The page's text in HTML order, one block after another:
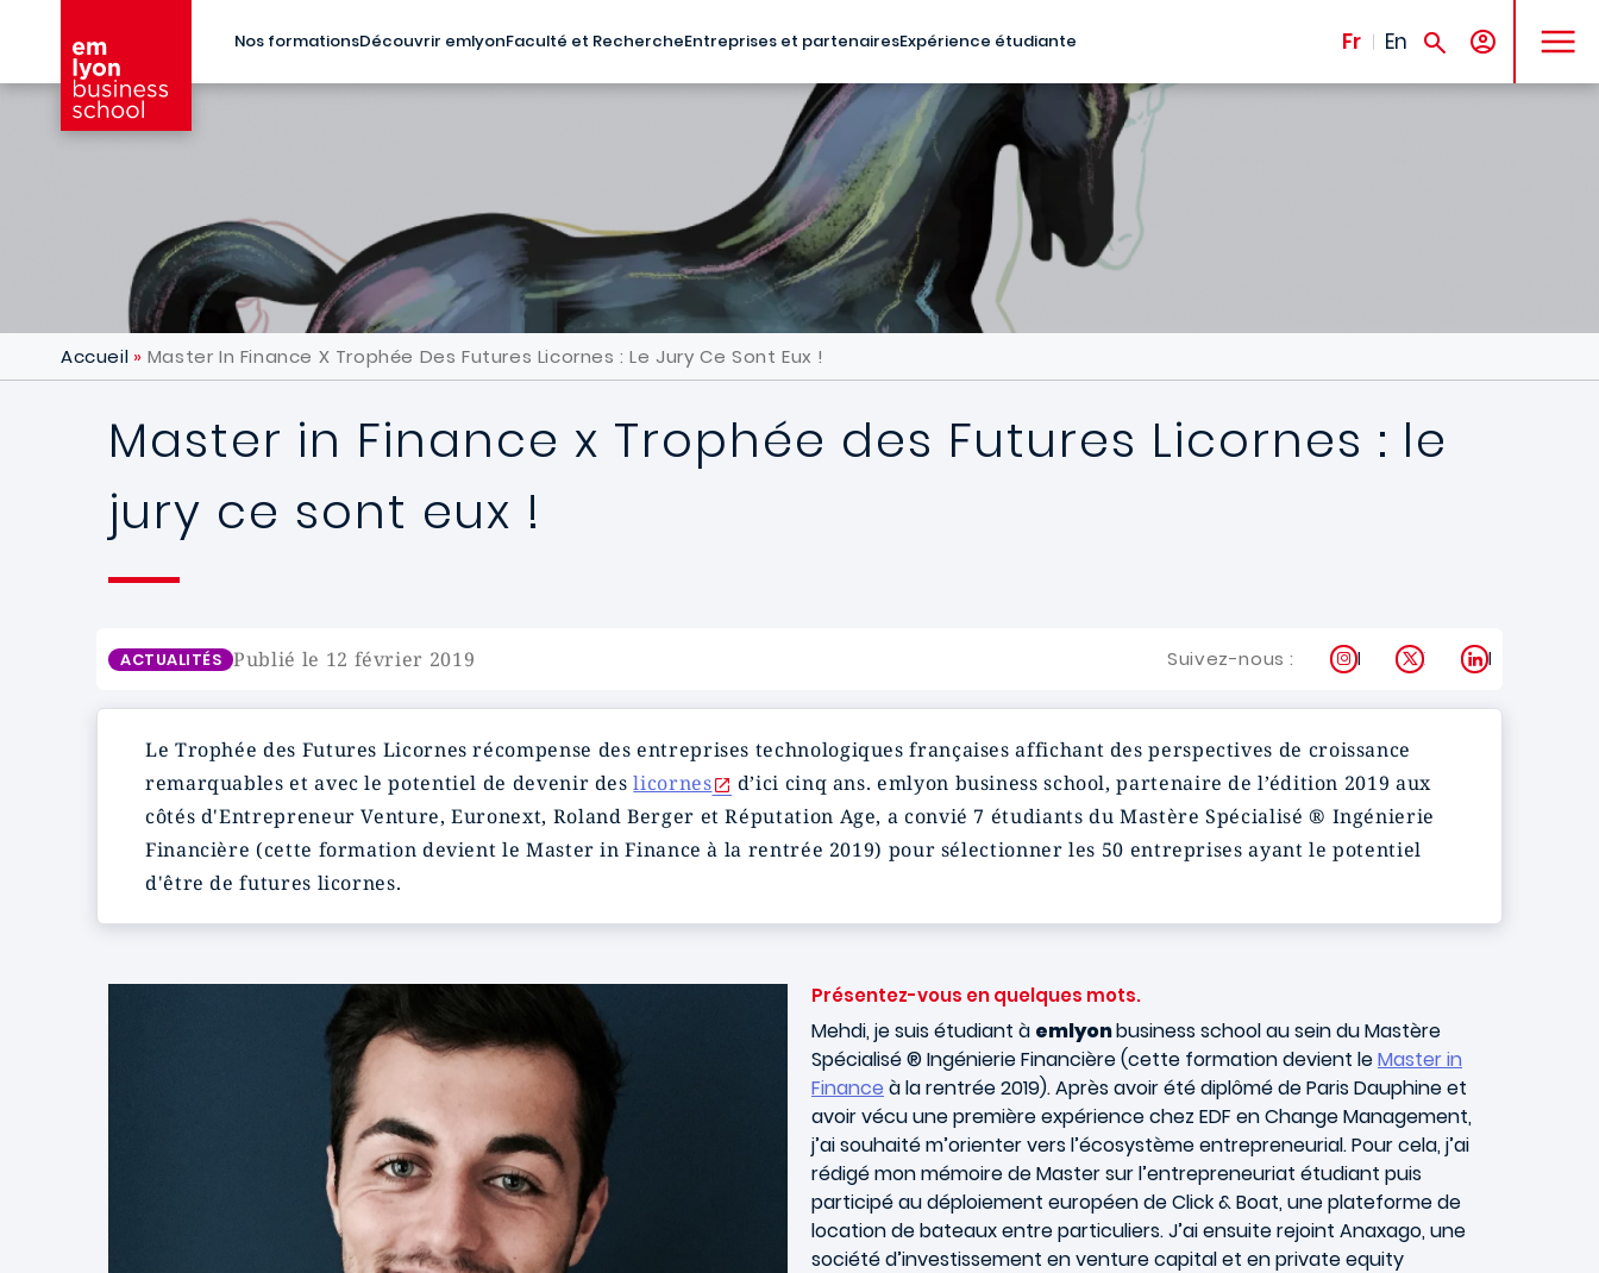
Nos formationsDécouvrir emlyonFaculté et RechercheEntreprises et partenairesExpérience étudiante Fr En
MENU
Accueil Master In Finance X Trophée Des Futures Licornes : Le Jury Ce Sont Eux !
Master in Finance x Trophée des Futures Licornes : le
jury ce sont eux !
ACTUALITÉS Publié le 12 février 2019 Suivez-nous : Instagram
X LinkedIn
Le Trophée des Futures Licornes récompense des entreprises technologiques françaises affichant des perspectives de croissance
remarquables et avec le potentiel de devenir deslicornes
d’ici cinq ans. emlyon business school, partenaire de l’édition 2019 aux
côtés d'Entrepreneur Venture, Euronext, Roland Berger et Réputation Age, a convié 7 étudiants du Mastère Spécialisé ® Ingénierie
Financière (cette formation devient le Master in Finance à la rentrée 2019) pour sélectionner les 50 entreprises ayant le potentiel
d'être de futures licornes.
Présentez-vous en quelques mots.
Mehdi, je suis étudiant à emlyonbusiness school au sein du Mastère
Spécialisé ® Ingénierie Financière (cette formation devient leMaster in
Finance à la rentrée 2019). Après avoir été diplômé de Paris Dauphine et
avoir vécu une première expérience chez EDF en Change Management,
j’ai souhaité m’orienter vers l’écosystème entrepreneurial. Pour cela, j’ai
rédigé mon mémoire de Master sur l’entrepreneuriat étudiant puis
participé au déploiement européen de Click & Boat, une plateforme de
location de bateaux entre particuliers. J’ai ensuite rejoint Anaxago, une
société d’investissement en venture capital et en private equity